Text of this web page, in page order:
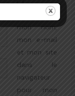
Enregistrer
mon nom,
mon e-mail
et mon site
dans le
navigateur
pour mon